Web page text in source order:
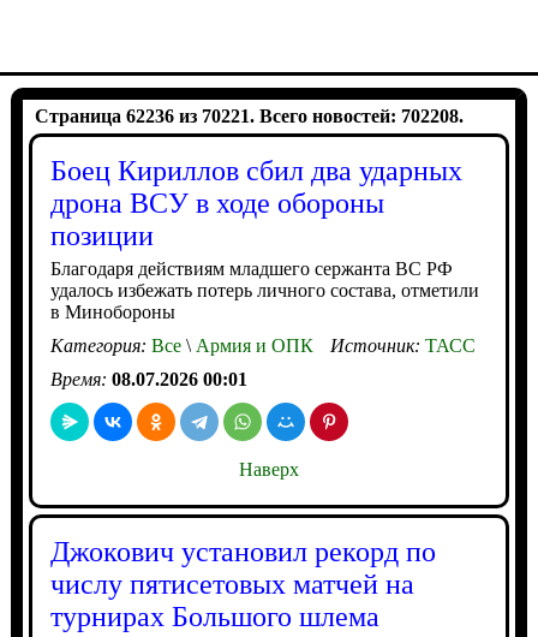
Страница 62236 из 70221. Всего новостей: 702208.
Боец Кириллов сбил два ударных
дрона ВСУ в ходе обороны
позиции
Благодаря действиям младшего сержанта ВС РФ
удалось избежать потерь личного состава, отметили
в Минобороны
Категория: Все\Армия и ОПК Источник: ТАСС
Время: 08.07.2026 00:01
Наверх
Джокович установил рекорд по
числу пятисетовых матчей на
турнирах Большого шлема